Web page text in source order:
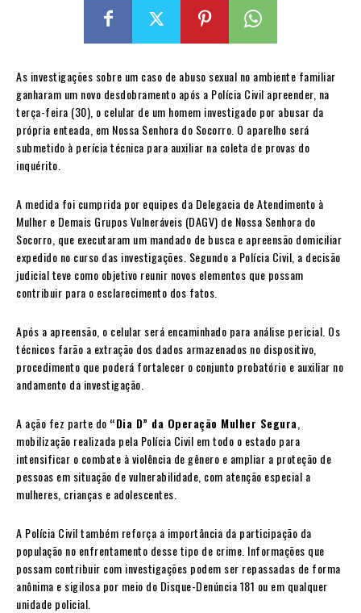
As investigações sobre um caso de abuso sexual no ambiente familiar
ganharam um novo desdobramento após a Polícia Civil apreender, na
terça-feira (30), o celular de um homem investigado por abusar da
própria enteada, em Nossa Senhora do Socorro. O aparelho será
submetido à perícia técnica para auxiliar na coleta de provas do
inquérito.
A medida foi cumprida por equipes da Delegacia de Atendimento à
Mulher e Demais Grupos Vulneráveis (DAGV) de Nossa Senhora do
Socorro, que executaram um mandado de busca e apreensão domiciliar
expedido no curso das investigações. Segundo a Polícia Civil, a decisão
judicial teve como objetivo reunir novos elementos que possam
contribuir para o esclarecimento dos fatos.
Após a apreensão, o celular será encaminhado para análise pericial. Os
técnicos farão a extração dos dados armazenados no dispositivo,
procedimento que poderá fortalecer o conjunto probatório e auxiliar no
andamento da investigação.
A ação fez parte do “Dia D” da Operação Mulher Segura
mobilização realizada pela Polícia Civil em todo o estado para
intensificar o combate à violência de gênero e ampliar a proteção de
pessoas em situação de vulnerabilidade, com atenção especial a
mulheres, crianças e adolescentes.
A Polícia Civil também reforça a importância da participação da
população no enfrentamento desse tipo de crime. Informações que
possam contribuir com investigações podem ser repassadas de forma
anônima e sigilosa por meio do Disque-Denúncia 181 ou em qualquer
unidade policial.